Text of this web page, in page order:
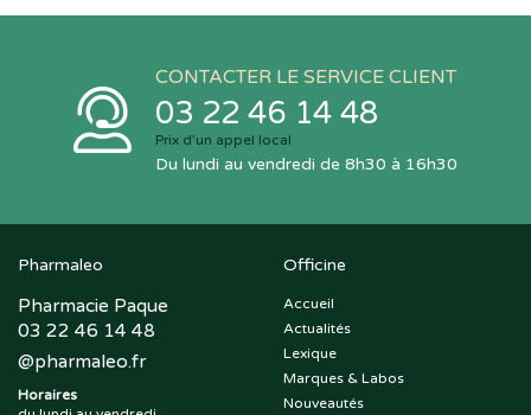
CONTACTER LE SERVICE CLIENT
03 22 46 14 48
Prix d’un appel local
Du lundi au vendredi de 8h30 à 16h30
Pharmaleo
Pharmacie Paque
03 22 46 14 48
@pharmaleo.fr
Horaires
Officine
Accueil
Actualités
Lexique
Marques & Labos
Nouveautés